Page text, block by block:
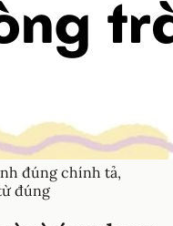
đúng chính tả,
đúng